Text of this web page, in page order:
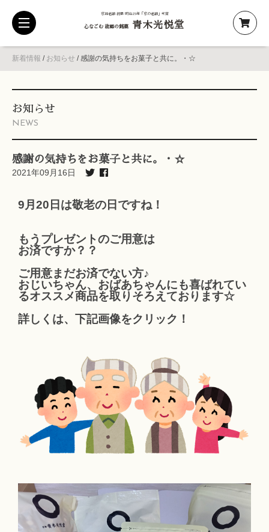
京都老舗 創業 明治25年「京の老舗」受賞
心なごむ 故郷の銘菓 青木光悦堂
toggle
navigation
新着情報 / お知らせ /感謝の気持ちをお菓子と共に。・☆
お知らせ
NEWS
感謝の気持ちをお菓子と共に。・☆
2021年09月16日
9月20日は敬老の日ですね！
もうプレゼントのご用意は
お済ですか？？
ご用意まだお済でない方♪
おじいちゃん、おばあちゃんにも喜ばれてい
るオススメ商品を取りそろえております☆
詳しくは、下記画像をクリック！